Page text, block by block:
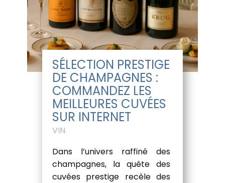
SÉLECTION PRESTIGE
DE CHAMPAGNES :
COMMANDEZ LES
MEILLEURES CUVÉES
SUR INTERNET
VIN
Dans l’univers raffiné des
champagnes, la quête des
cuvées prestige recèle des